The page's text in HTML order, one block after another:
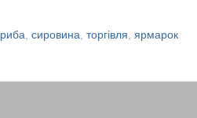
риба, сировина, торгівля, ярмарок